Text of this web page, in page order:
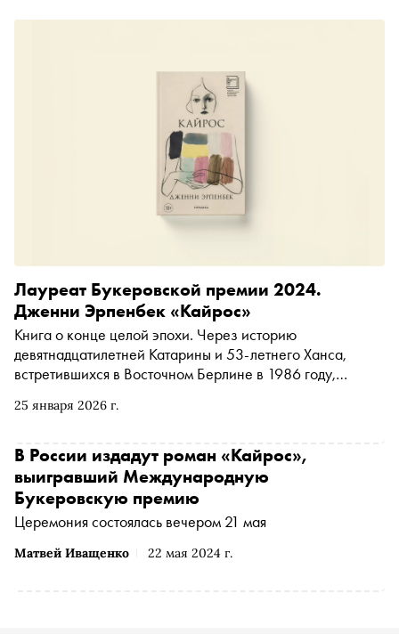
25 января 2026 г.
Лауреат Букеровской премии 2024.
Дженни Эрпенбек «Кайрос»
Книга о конце целой эпохи. Через историю
девятнадцатилетней Катарины и 53-летнего Ханса,
встретившихся в Восточном Берлине в 1986 году,
свободе, любви и власти. Роман вышел в издательстве
публикует фрагмент
Матвей Иващенко 22 мая 2024 г.
В России издадут роман «Кайрос»,
выигравший Международную
Букеровскую премию
Церемония состоялась вечером 21 мая